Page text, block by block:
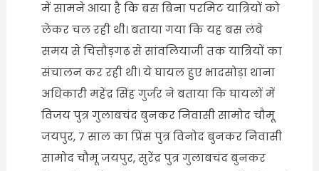
में सामने आया है कि बस बिना परमिट यात्रियों को
लेकर चल रही थी। बताया गया कि यह बस लंबे
समय से चित्तौड़गढ़ से सांवलियाजी तक यात्रियों का
संचालन कर रही थी। ये घायल हुए भादसोड़ा थाना
अधिकारी महेंद्र सिंह गुर्जर ने बताया कि घायलों में
विजय पुत्र गुलाबचंद बुनकर निवासी सामोद चौमू
जयपुर, 7 साल का प्रिंस पुत्र विनोद बुनकर निवासी
सामोद चौमू जयपुर, सुरेंद्र पुत्र गुलाबचंद बुनकर